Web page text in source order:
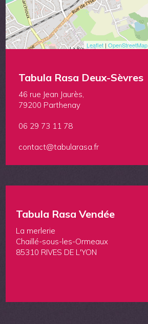
Leaflet |OpenStreetMap
Tabula Rasa Deux-Sèvres
46 rue Jean Jaurès,
79200 Parthenay
06 29 73 11 78
contact@tabularasa.fr
Tabula Rasa Vendée
La merlerie
Chaillé-sous-les-Ormeaux
85310 RIVES DE L'YON